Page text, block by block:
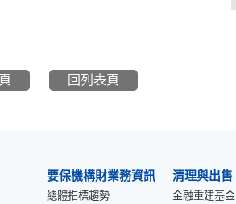
回列表頁
要保機構財業務資訊
總體指標趨勢
清理與出售
金融重建基金